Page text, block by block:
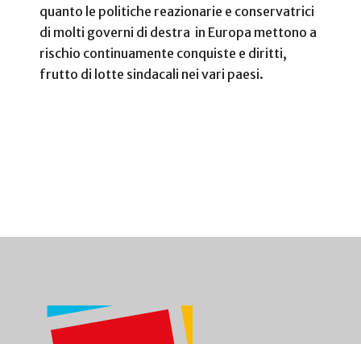
quanto le politiche reazionarie e conservatrici
di molti governi di destra in Europa mettono a
rischio continuamente conquiste e diritti,
frutto di lotte sindacali nei vari paesi.